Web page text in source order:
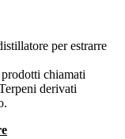
per estrarre
chiamati
derivati